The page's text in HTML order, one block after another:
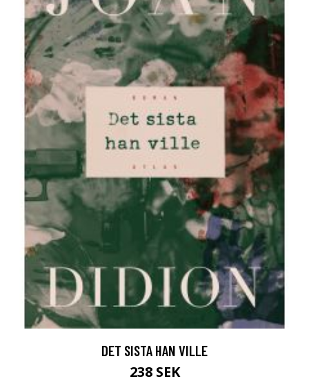
DET SISTA HAN VILLE
238 SEK